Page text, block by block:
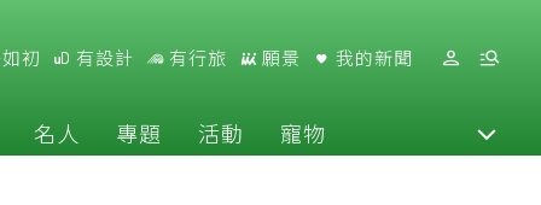
初 有設計 有行旅 願景 我的新聞
名人 專題 活動 寵物